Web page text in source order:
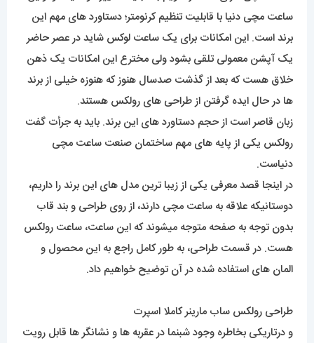
ساعت مچی دنیا با قابلیت تنظیم کرنومتر؛ دستاورد های مهم این
برند است. این امکانات برای یک ساعت لوکس شاید در عصر حاضر
یک آپشن معمولی تلقی بشود ولی مخترع این امکانات یک ذهن
خلاق هست که بعد از گذشت صدسال هنوز که هنوزه خیلی از برند
ها در حال ایده گرفتن از طراحی های رولکس هستند.
زبان قاصر است از حجم دستاورد های این برند. باید به جرأت گفت
رولکس یکی از پایه های مهم ساختمان صنعت ساعت مچی
دنیاست.
در اینجا قصد معرفی یکی از زیبا ترین مدل های این برند را داریم،
دوستانیکه علاقه به ساعت مچی دارند، از روی طراحی و بند قاب
بدون توجه به صفحه متوجه میشوند که این ساعت، ساعت رولکس
هست. در قسمت طراحی، به طور کامل راجع به این محصول و
المان های استفاده شده در آن توضیح خواهیم داد.
طراحی رولکس ساب مارینر کاملا اسپرت
و درتاریکی بخاطره وجود شبنما در عقربه ها و نشانگر ها قابل رویت